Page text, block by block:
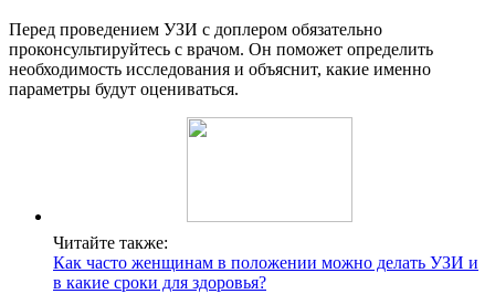
Перед проведением УЗИ с доплером обязательно
проконсультируйтесь с врачом. Он поможет определить
необходимость исследования и объяснит, какие именно
параметры будут оцениваться.
Читайте также:
Как часто женщинам в положении можно делать УЗИ и
в какие сроки для здоровья?